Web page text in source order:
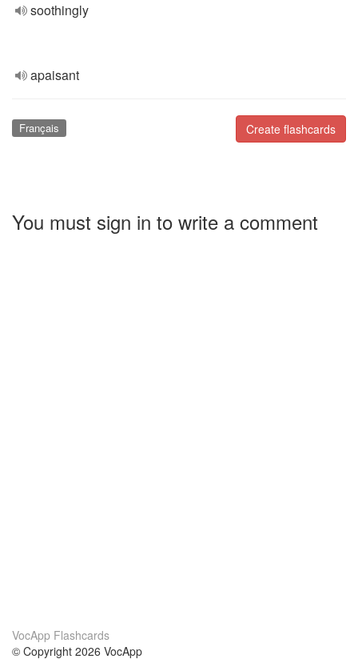
soothingly
apaisant
Create flashcards
Français
You must sign in to write a comment
VocApp Flashcards
© Copyright 2026 VocApp